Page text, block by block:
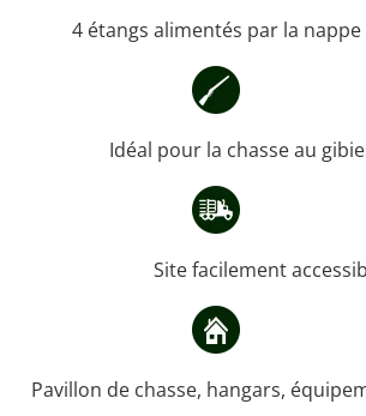
4 étangs alimentés par la
Idéal pour la chasse au
Site facilement
Pavillon de chasse, hangars,